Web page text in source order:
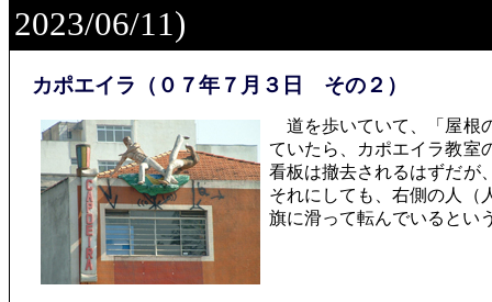
2023/06/11)
カポエイラ（０７年７月３日 その２）
道を歩いていて、「屋根
ていたら、カポエイラ教室
看板は撤去されるはずだが
それにしても、右側の人（
旗に滑って転んでいるとい